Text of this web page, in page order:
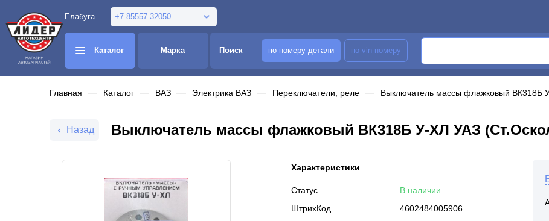
Елабуга +7 85557 32050
Каталог Марка Поиск по номеру детали по vin-номеру
Главная Каталог ВАЗ Электрика ВАЗ Переключатели, реле Выключатель массы флажковый ВК318Б
Назад Выключатель массы флажковый ВК318Б У-ХЛ УАЗ
Характеристики
Статус
В наличии
ШтрихКод
4602484005906